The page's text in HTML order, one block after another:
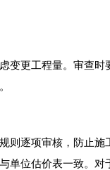
变更工程量。审查
则逐项审核，防止
单位估价表一致。